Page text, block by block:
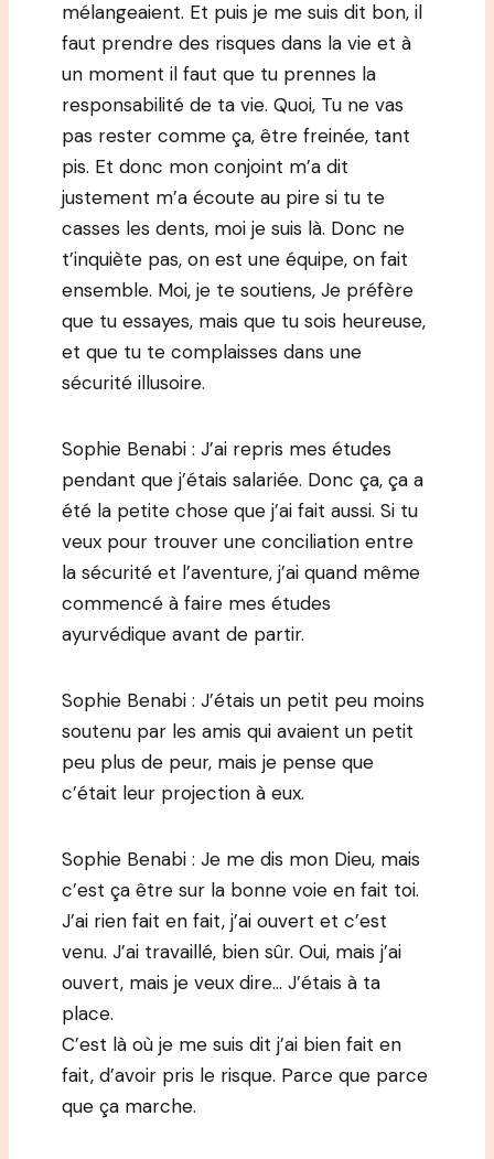
mélangeaient. Et puis je me suis dit bon, il
faut prendre des risques dans la vie et à
un moment il faut que tu prennes la
responsabilité de ta vie. Quoi, Tu ne vas
pas rester comme ça, être freinée, tant
pis. Et donc mon conjoint m’a dit
justement m’a écoute au pire si tu te
casses les dents, moi je suis là. Donc ne
t’inquiète pas, on est une équipe, on fait
ensemble. Moi, je te soutiens, Je préfère
que tu essayes, mais que tu sois heureuse,
et que tu te complaisses dans une
sécurité illusoire.
Sophie Benabi : J’ai repris mes études
pendant que j’étais salariée. Donc ça, ça a
été la petite chose que j’ai fait aussi. Si tu
veux pour trouver une conciliation entre
la sécurité et l’aventure, j’ai quand même
commencé à faire mes études
ayurvédique avant de partir.
Sophie Benabi : J’étais un petit peu moins
soutenu par les amis qui avaient un petit
peu plus de peur, mais je pense que
c’était leur projection à eux.
Sophie Benabi : Je me dis mon Dieu, mais
c’est ça être sur la bonne voie en fait toi.
J’ai rien fait en fait, j’ai ouvert et c’est
venu. J’ai travaillé, bien sûr. Oui, mais j’ai
ouvert, mais je veux dire… J’étais à ta
place.
C’est là où je me suis dit j’ai bien fait en
fait, d’avoir pris le risque. Parce que parce
que ça marche.